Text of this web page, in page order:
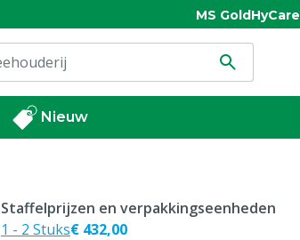
MS GoldHyCare
Nieuw
Staffelprijzen en verpakkingseenheden
1 - 2 Stuks€ 432,00